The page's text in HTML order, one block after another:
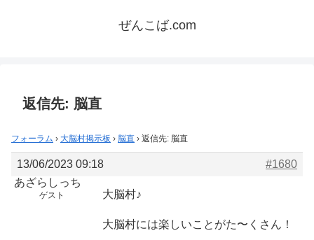
ぜんこば.com
返信先: 脳直
フォーラム › 大脳村掲示板 › 脳直 › 返信先: 脳直
13/06/2023 09:18
#1680
あざらしっち
ゲスト 大脳村♪
大脳村には楽しいことがた〜くさん！